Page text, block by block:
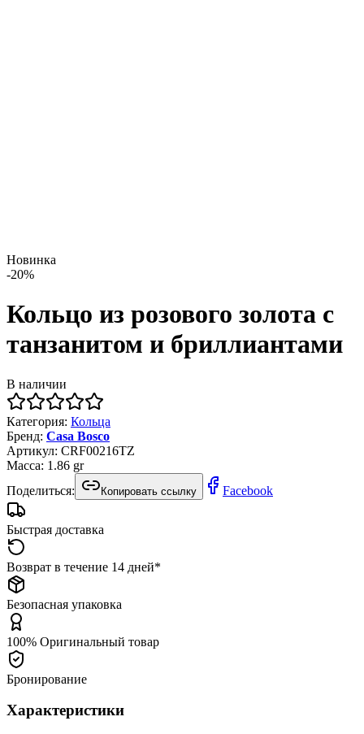
Новинка
-20%
Кольцо из розового золота с
танзанитом и бриллиантами
В наличии
Категория: Кольца
Бренд: Casa Bosco
Артикул: CRF00216TZ
Масса: 1.86 gr
Поделиться:
Копировать ссылку Facebook
Быстрая доставка
Возврат в течение 14 дней*
Безопасная упаковка
100% Оригинальный товар
Бронирование
Характеристики